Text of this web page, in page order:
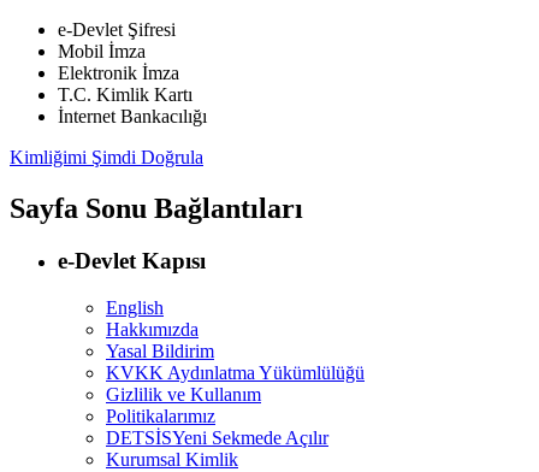
e-Devlet Şifresi
Mobil İmza
Elektronik İmza
T.C. Kimlik Kartı
İnternet Bankacılığı
Kimliğimi Şimdi Doğrula
Sayfa Sonu Bağlantıları
e-Devlet Kapısı
English
Hakkımızda
Yasal Bildirim
KVKK Aydınlatma Yükümlülüğü
Gizlilik ve Kullanım
Politikalarımız
DETSİSYeni Sekmede Açılır
Kurumsal Kimlik